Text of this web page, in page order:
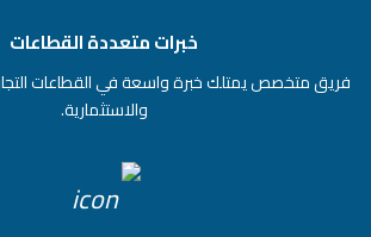
خبرات متعددة القطاعات
فريق متخصص يمتلك خبرة واسعة في القطاعات
والاستثمارية.